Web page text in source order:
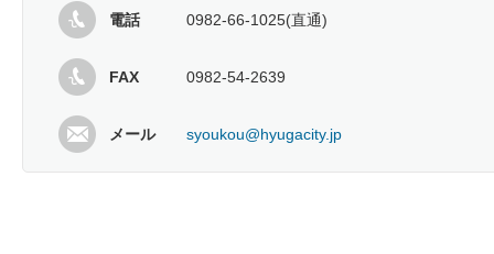
電話 0982-66-1025(直通)
FAX 0982-54-2639
メール syoukou@hyugacity.jp